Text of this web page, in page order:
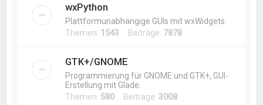
wxPython
Plattformunabhängige GUIs mit wxWidgets.
Themen: 1543 Beiträge: 7878
GTK+/GNOME
Programmierung für GNOME und GTK+, GUI-
Erstellung mit Glade.
Themen: 580 Beiträge: 3008